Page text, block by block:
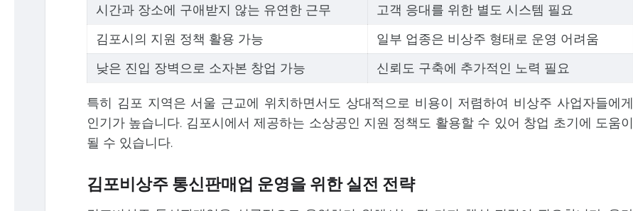
시간과 장소에 구애받지 않는 유연한 근무
고객 응대를 위한 별도 시스템 필요
김포시의 지원 정책 활용 가능
일부 업종은 비상주 형태로 운영 어려움
낮은 진입 장벽으로 소자본 창업 가능
신뢰도 구축에 추가적인 노력 필요
특히 김포 지역은 서울 근교에 위치하면서도 상대적으로 비용이 저렴하여 비상주 사업자들에게
인기가 높습니다. 김포시에서 제공하는 소상공인 지원 정책도 활용할 수 있어 창업 초기에 도움이
될 수 있습니다.
김포비상주 통신판매업 운영을 위한 실전 전략